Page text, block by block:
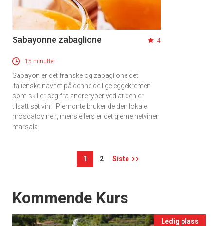
Sabayonne zabaglione 4
15 minutter
Sabayon er det franske og zabaglione det
italienske navnet på denne deilige eggekremen
som skiller seg fra andre typer ved at den er
tilsatt søt vin. I Piemonte bruker de den lokale
moscatovinen, mens ellers er det gjerne hetvinen
marsala.
1 2 Siste
Events
Kommende Kurs
Ledig plass